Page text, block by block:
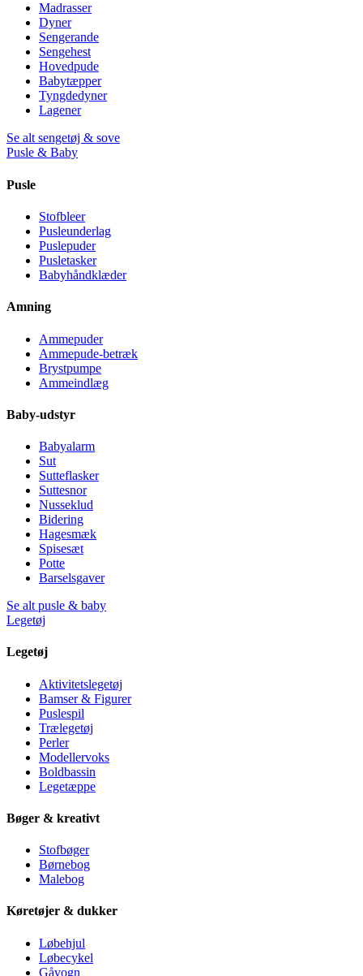
Madrasser
Dyner
Sengerande
Sengehest
Hovedpude
Babytæpper
Tyngdedyner
Lagener
Se alt sengetøj & sove
Pusle & Baby
Pusle
Stofbleer
Pusleunderlag
Puslepuder
Pusletasker
Babyhåndklæder
Amning
Ammepuder
Ammepude-betræk
Brystpumpe
Ammeindlæg
Baby-udstyr
Babyalarm
Sut
Sutteflasker
Suttesnor
Nusseklud
Bidering
Hagesmæk
Spisesæt
Potte
Barselsgaver
Se alt pusle & baby
Legetøj
Legetøj
Aktivitetslegetøj
Bamser & Figurer
Puslespil
Trælegetøj
Perler
Modellervoks
Boldbassin
Legetæppe
Bøger & kreativt
Stofbøger
Børnebog
Malebog
Køretøjer & dukker
Løbehjul
Løbecykel
Gåvogn